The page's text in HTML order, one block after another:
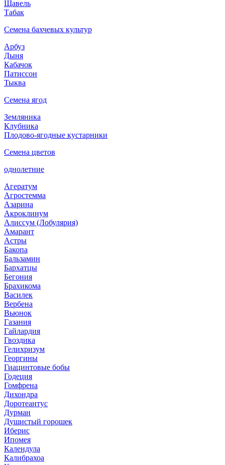
Щавель
Табак
Семена бахчевых культур
Арбуз
Дыня
Кабачок
Патиссон
Тыква
Семена ягод
Земляника
Клубника
Плодово-ягодные кустарники
Семена цветов
однолетние
Агератум
Агростемма
Азарина
Акроклинум
Алиссум (Лобулярия)
Амарант
Астры
Бакопа
Бальзамин
Бархатцы
Бегония
Брахикома
Василек
Вербена
Вьюнок
Газания
Гайлардия
Гвоздика
Гелихризум
Георгины
Гиацинтовые бобы
Годеция
Гомфрена
Дихондра
Доротеантус
Дурман
Душистый горошек
Иберис
Ипомея
Календула
Калибрахоа